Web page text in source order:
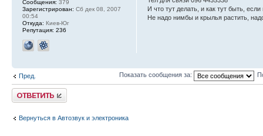
И что тут делать, и как тут быть,
Не надо нимбы и крылья растить,
Сообщения: 379
Зарегистрирован: Сб дек 08, 2007
00:54
Откуда: Киев-Юг
Репутация: 236
Пред. Показать сообщения за:
Ответить
Вернуться в Автозвук и электроника